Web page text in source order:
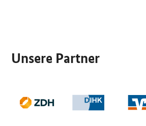
Unsere Partner